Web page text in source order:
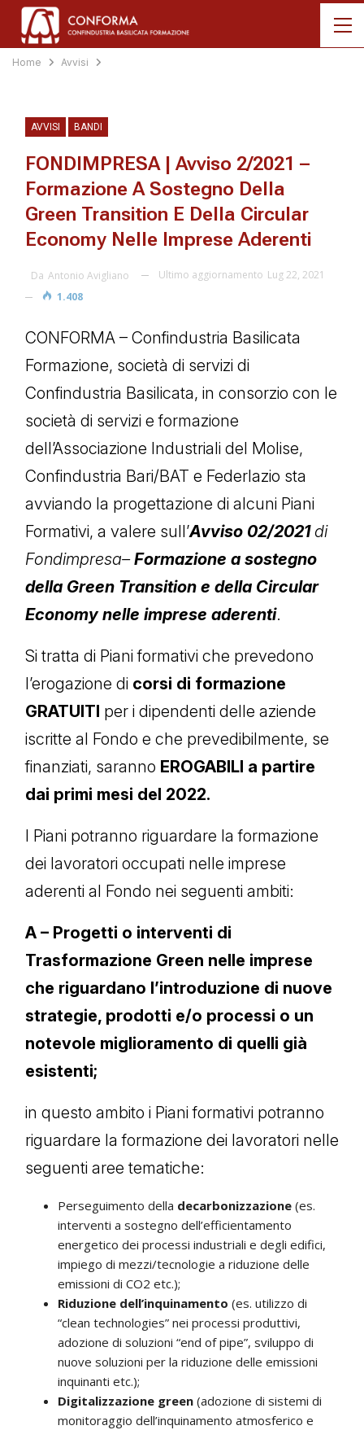
Home Avvisi
AVVISI BANDI
FONDIMPRESA | Avviso 2/2021 –
Formazione A Sostegno Della
Green Transition E Della Circular
Economy Nelle Imprese Aderenti
Da Antonio Avigliano Ultimo aggiornamento Lug 22, 2021
1.408
CONFORMA – Confindustria Basilicata
Formazione, società di servizi di
Confindustria Basilicata, in consorzio con le
società di servizi e formazione
dell’Associazione Industriali del Molise,
Confindustria Bari/BAT e Federlazio sta
avviando la progettazione di alcuni Piani
Formativi, a valere sull’Avviso 02/2021di
Fondimpresa–Formazione a sostegno
della Green Transition e della Circular
Economy nelle imprese aderenti.
Si tratta di Piani formativi che prevedono
l’erogazione di corsi di formazione
GRATUITI per i dipendenti delle aziende
iscritte al Fondo e che prevedibilmente, se
finanziati, saranno EROGABILI a partire
dai primi mesi del 2022.
I Piani potranno riguardare la formazione
dei lavoratori occupati nelle imprese
aderenti al Fondo nei seguenti ambiti:
A – Progetti o interventi di
Trasformazione Green nelle imprese
che riguardano l’introduzione di nuove
strategie, prodotti e/o processi o un
notevole miglioramento di quelli già
esistenti;
in questo ambito i Piani formativi potranno
riguardare la formazione dei lavoratori nelle
seguenti aree tematiche:
Perseguimento della decarbonizzazione (es.
interventi a sostegno dell’efficientamento
energetico dei processi industriali e degli edifici,
impiego di mezzi/tecnologie a riduzione delle
emissioni di CO2 etc.);
Riduzione dell’inquinamento (es. utilizzo di
“clean technologies” nei processi produttivi,
adozione di soluzioni “end of pipe”, sviluppo di
nuove soluzioni per la riduzione delle emissioni
inquinanti etc.);
Digitalizzazione green (adozione di sistemi di
monitoraggio dell’inquinamento atmosferico e